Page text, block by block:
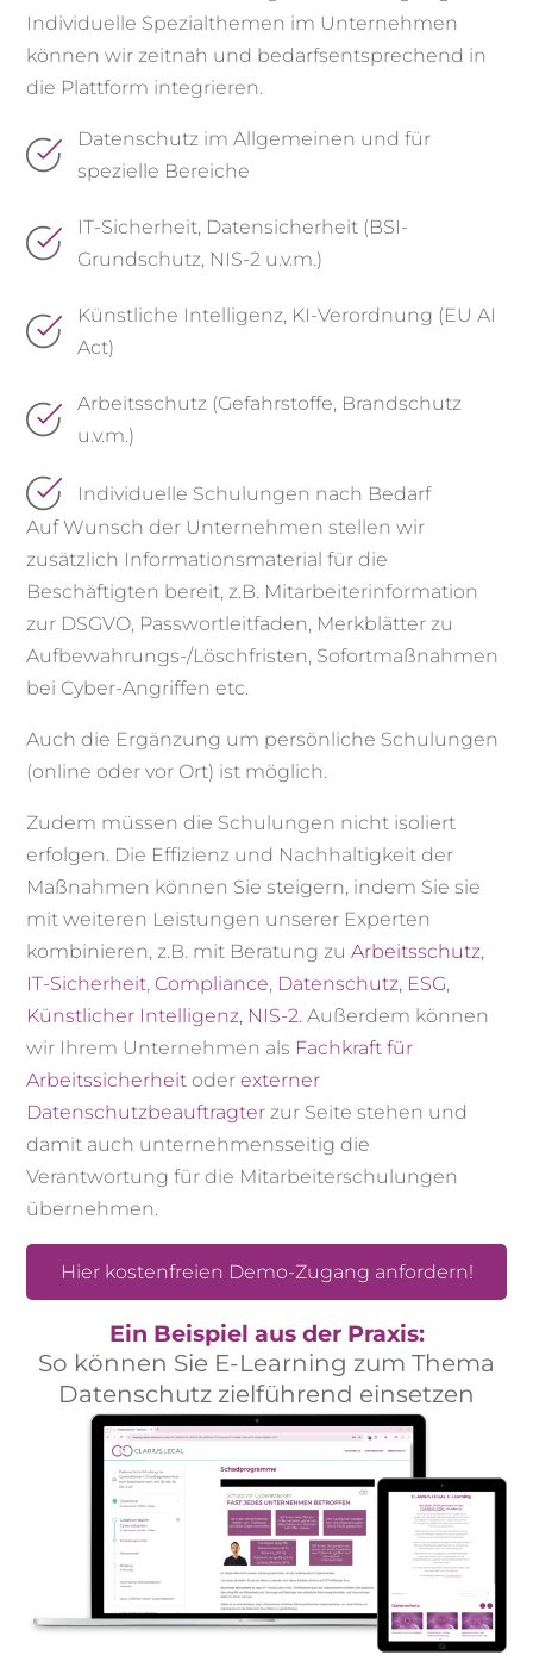
Individuelle Spezialthemen im Unternehmen​
können wir zeitnah und bedarfsentsprechend in
die Plattform integrieren.
Datenschutz im Allgemeinen und für
spezielle Bereiche
IT-Sicherheit, Datensicherheit (BSI-
Grundschutz, NIS-2 u.v.m.)
Künstliche Intelligenz, KI-Verordnung (EU AI
Act)
Arbeitsschutz (Gefahrstoffe, Brandschutz
u.v.m.)
Individuelle Schulungen nach Bedarf
Auf Wunsch der Unternehmen stellen wir
zusätzlich Informationsmaterial für die
Beschäftigten bereit, z.B. Mitarbeiterinformation
zur DSGVO, Passwortleitfaden, Merkblätter zu
Aufbewahrungs-/Löschfristen, Sofortmaßnahmen
bei Cyber-Angriffen etc.
Auch die Ergänzung um persönliche Schulungen
(online oder vor Ort) ist möglich.
Zudem müssen die Schulungen nicht isoliert
erfolgen. Die Effizienz und Nachhaltigkeit der
Maßnahmen können Sie steigern, indem Sie sie
mit weiteren Leistungen unserer Experten
kombinieren, z.B. mit Beratung zuArbeitsschutz,
IT-Sicherheit, Compliance, Datenschutz, ESG,
Künstlicher Intelligenz, NIS-2. Außerdem können
wir Ihrem Unternehmen als Fachkraft für
Arbeitssicherheit oderexterner
Datenschutzbeauftragter zur Seite stehen und
damit auch unternehmensseitig die
Verantwortung für die Mitarbeiterschulungen
übernehmen.
Hier kostenfreien Demo-Zugang anfordern!
Ein Beispiel aus der Praxis:
So können Sie E-Learning zum Thema
Datenschutz zielführend einsetzen